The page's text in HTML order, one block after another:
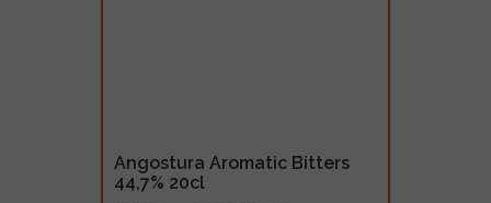
Angostura Aromatic Bitters
44,7% 20cl